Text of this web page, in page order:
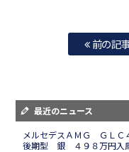
前の記
最近のニュース
メルセデスＡＭＧ ＧＬ
後期型 銀 ４９８万円入